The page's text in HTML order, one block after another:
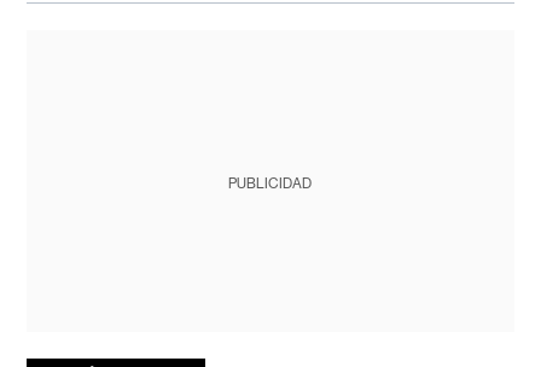
PUBLICIDAD